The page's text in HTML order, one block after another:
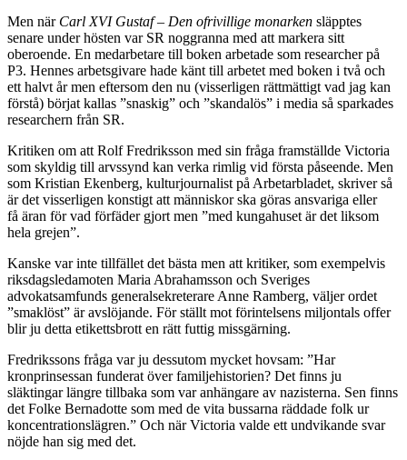
Men när Carl XVI Gustaf – Den ofrivillige monarken släpptes
senare under hösten var SR noggranna med att markera sitt
oberoende. En medarbetare till boken arbetade som researcher på
P3. Hennes arbetsgivare hade känt till arbetet med boken i två och
ett halvt år men eftersom den nu (visserligen rättmättigt vad jag kan
förstå) börjat kallas ”snaskig” och ”skandalös” i media så sparkades
researchern från SR.
Kritiken om att Rolf Fredriksson med sin fråga framställde Victoria
som skyldig till arvssynd kan verka rimlig vid första påseende. Men
som Kristian Ekenberg, kulturjournalist på Arbetarbladet, skriver så
är det visserligen konstigt att människor ska göras ansvariga eller
få äran för vad förfäder gjort men ”med kungahuset är det liksom
hela grejen”.
Kanske var inte tillfället det bästa men att kritiker, som exempelvis
riksdagsledamoten Maria Abrahamsson och Sveriges
advokatsamfunds generalsekreterare Anne Ramberg, väljer ordet
”smaklöst” är avslöjande. För ställt mot förintelsens miljontals offer
blir ju detta etikettsbrott en rätt futtig missgärning.
Fredrikssons fråga var ju dessutom mycket hovsam: ”Har
kronprinsessan funderat över familjehistorien? Det finns ju
släktingar längre tillbaka som var anhängare av nazisterna. Sen finns
det Folke Bernadotte som med de vita bussarna räddade folk ur
koncentrationslägren.” Och när Victoria valde ett undvikande svar
nöjde han sig med det.